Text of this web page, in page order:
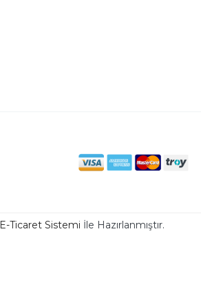
E-Ticaret Sistemi İle Hazırlanmıştır.